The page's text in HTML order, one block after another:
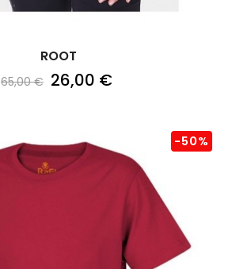
ROOT
65,00 € 26,00 €
-50%